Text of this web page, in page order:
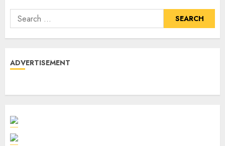
ADVERTISEMENT